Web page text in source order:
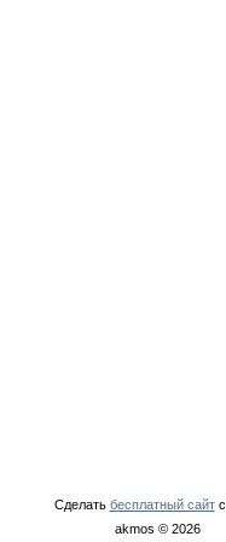
Сделать бесплатный сайтс
akmos © 2026